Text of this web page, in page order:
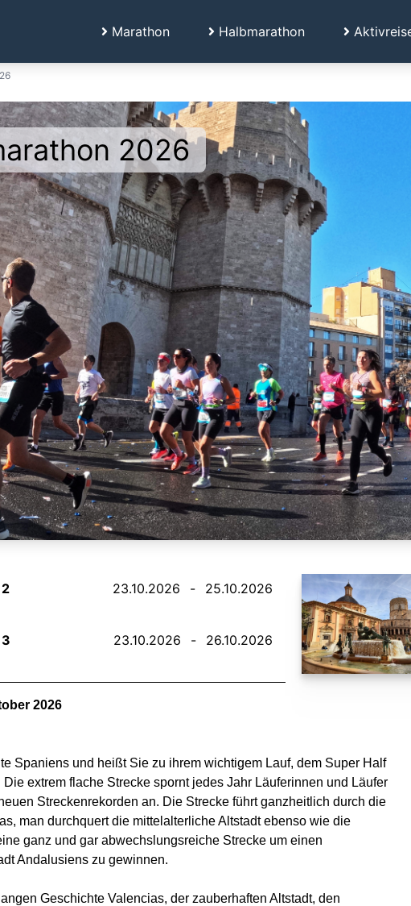
Marathon Halbmarathon
2026
23.10.2026 - 25.10.2026
23.10.2026 - 26.10.2026
2026
Spaniens und heißt Sie zu ihrem wichtigem Lauf, dem Super Half
extrem flache Strecke spornt jedes Jahr Läuferinnen und Läufer
Streckenrekorden an. Die Strecke führt ganzheitlich durch die
man durchquert die mittelalterliche Altstadt ebenso wie die
ganz und gar abwechslungsreiche Strecke um einen
Andalusiens zu gewinnen.
Geschichte Valencias, der zauberhaften Altstadt, den